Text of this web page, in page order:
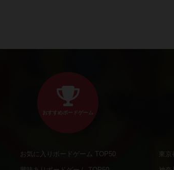
おすすめボードゲーム
お気に入りボードゲーム TOP50 東京